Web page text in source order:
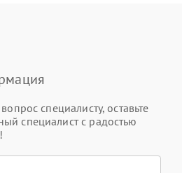
специалисту, оставьте
специалист с радостью